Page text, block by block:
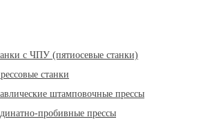
с ЧПУ (пятиосевые станки)
станки
штамповочные прессы
пробивные прессы